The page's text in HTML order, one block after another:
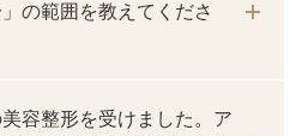
の範囲を教えてくださ
容整形を受けました。ア